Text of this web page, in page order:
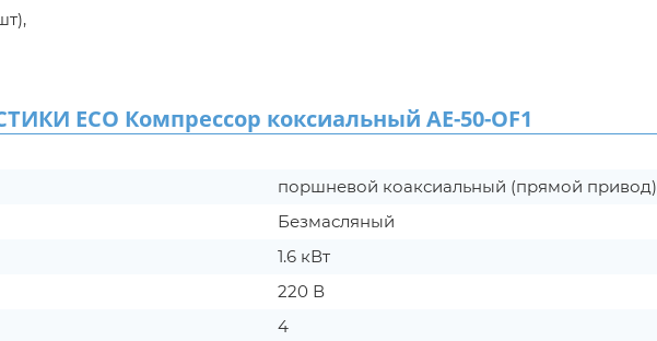
ECO Компрессор коксиальный AE-50-OF1
поршневой коаксиальный (прямой привод)
Безмасляный
1.6 кВт
220 В
4